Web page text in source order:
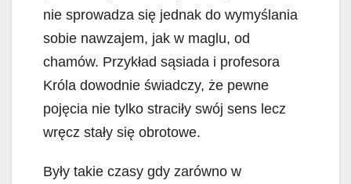
nie sprowadza się jednak do wymyślania
sobie nawzajem, jak w maglu, od
chamów. Przykład sąsiada i profesora
Króla dowodnie świadczy, że pewne
pojęcia nie tylko straciły swój sens lecz
wręcz stały się obrotowe.
Były takie czasy gdy zarówno w